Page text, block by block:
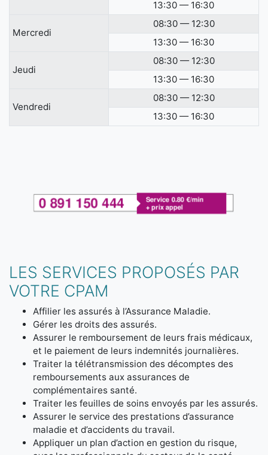
13:30 — 16:30
Mercredi
08:30 — 12:30
13:30 — 16:30
Jeudi
08:30 — 12:30
13:30 — 16:30
Vendredi
08:30 — 12:30
13:30 — 16:30
LES SERVICES PROPOSÉS PAR
VOTRE CPAM
Affilier les assurés à l’Assurance Maladie.
Gérer les droits des assurés.
Assurer le remboursement de leurs frais médicaux,
et le paiement de leurs indemnités journalières.
Traiter la télétransmission des décomptes des
remboursements aux assurances de
complémentaires santé.
Traiter les feuilles de soins envoyés par les assurés.
Assurer le service des prestations d’assurance
maladie et d’accidents du travail.
Appliquer un plan d’action en gestion du risque,